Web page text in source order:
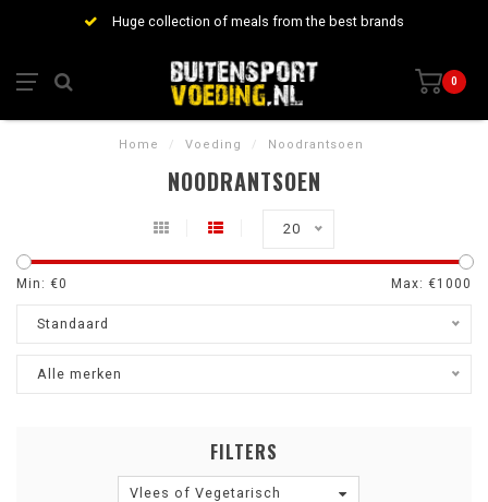
Huge collection of meals from the best brands
0
Home / Voeding / Noodrantsoen
NOODRANTSOEN
20
Min: €0 Max: €1000
Standaard
Alle merken
FILTERS
Vlees of Vegetarisch